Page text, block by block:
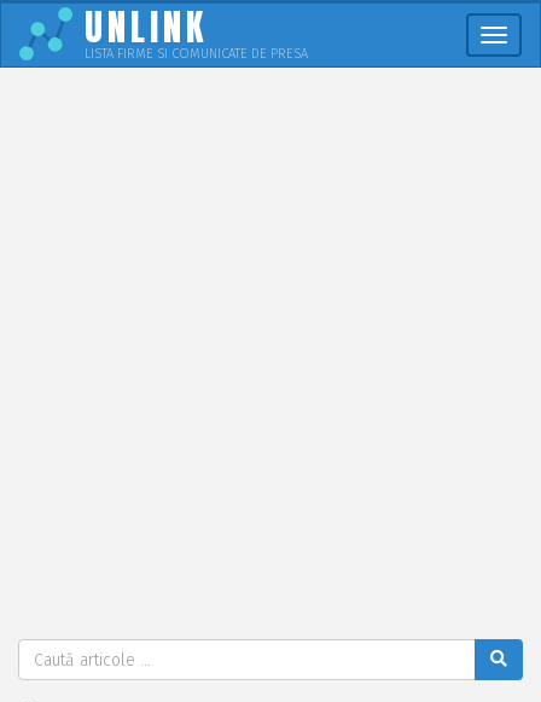
UNLINK
LISTA FIRME SI COMUNICATE DE PRESA